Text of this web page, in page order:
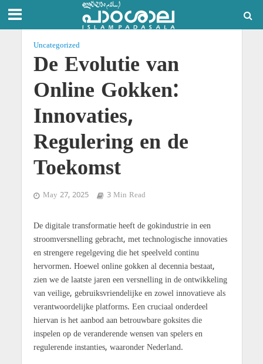
Uncategorized
De Evolutie van
Online Gokken:
Innovaties,
Regulering en de
Toekomst
May 27, 2025 3 Min Read
De digitale transformatie heeft de gokindustrie in een
stroomversnelling gebracht, met technologische innovaties
en strengere regelgeving die het speelveld continu
hervormen. Hoewel online gokken al decennia bestaat,
zien we de laatste jaren een versnelling in de ontwikkeling
van veilige, gebruiksvriendelijke en zowel innovatieve als
verantwoordelijke platforms. Een cruciaal onderdeel
hiervan is het aanbod aan betrouwbare goksites die
inspelen op de veranderende wensen van spelers en
regulerende instanties, waaronder Nederland.